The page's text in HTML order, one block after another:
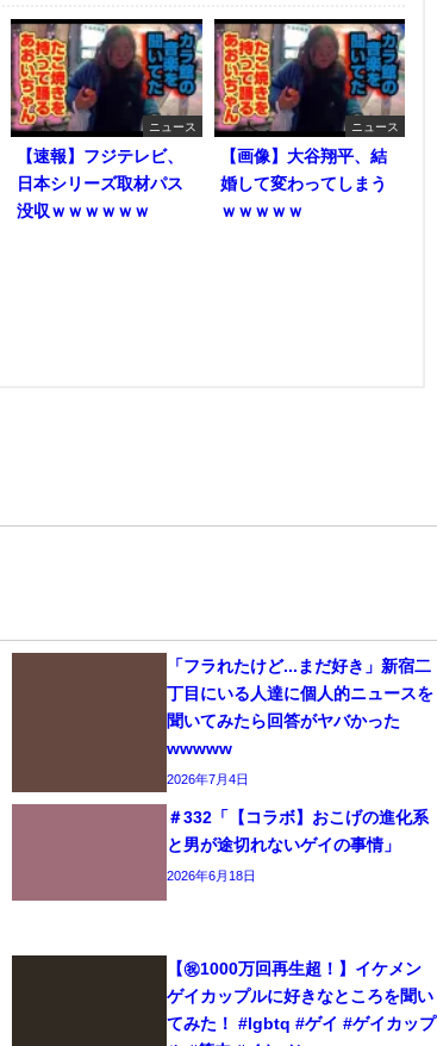
ニュース
【速報】フジテレビ、
日本シリーズ取材パス
没収ｗｗｗｗｗｗ
ニュース
【画像】大谷翔平、結
婚して変わってしまう
ｗｗｗｗｗ
「フラれたけど...まだ好き」新宿二
丁目にいる人達に個人的ニュースを
聞いてみたら回答がヤバかった
wwwww
2026年7月4日
＃332「【コラボ】おこげの進化系
と男が途切れないゲイの事情」
2026年6月18日
【㊗️1000万回再生超！】イケメン
ゲイカップルに好きなところを聞い
てみた！ #lgbtq #ゲイ #ゲイカップ